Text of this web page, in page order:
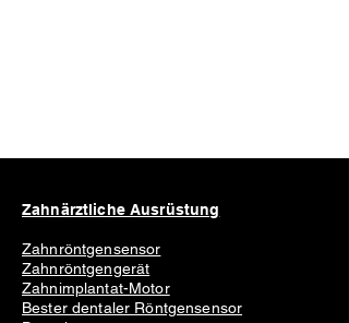
Zahnärztliche Ausrüstung
Zahnröntgensensor
Zahnröntgengerät
Zahnimplantat-Motor
Bester dentaler Röntgensensor